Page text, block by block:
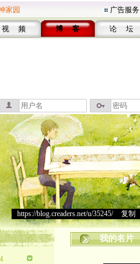
家园 广告服务
视 频 博 客 论 坛
https://blog.creaders.net/u/35245/> 复制
我的名片